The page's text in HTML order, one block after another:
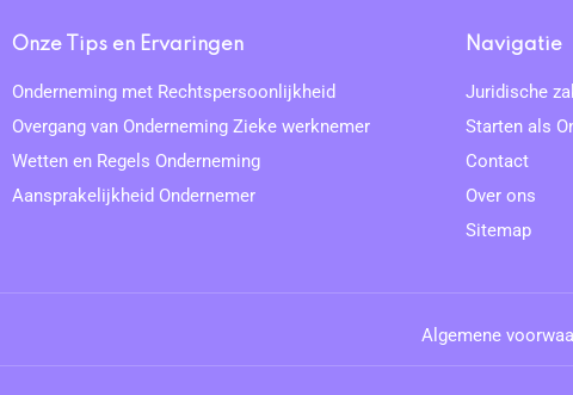
Onze Tips en Ervaringen
Onderneming met Rechtspersoonlijkheid
Overgang van Onderneming Zieke werknemer
Wetten en Regels Onderneming
Aansprakelijkheid Ondernemer
Navigatie
Juridische
Starten als
Contact
Over ons
Sitemap
Algemene